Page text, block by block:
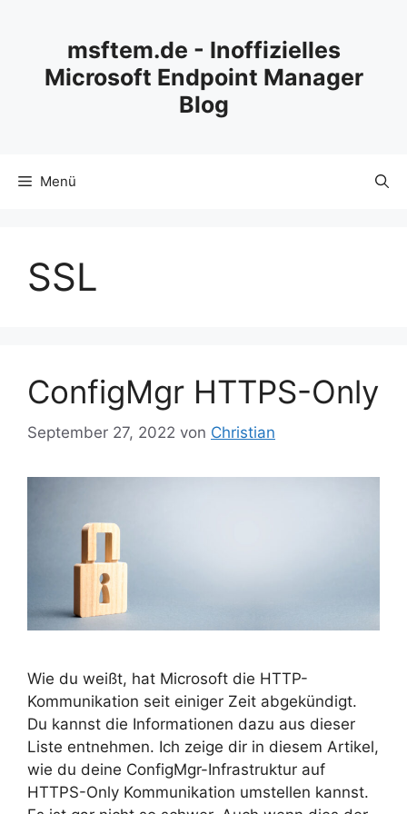
msftem.de - Inoffizielles
Microsoft Endpoint Manager
Blog
Menü
SSL
ConfigMgr HTTPS-Only
September 27, 2022 von Christian
Wie du weißt, hat Microsoft die HTTP-
Kommunikation seit einiger Zeit abgekündigt.
Du kannst die Informationen dazu aus dieser
Liste entnehmen. Ich zeige dir in diesem Artikel,
wie du deine ConfigMgr-Infrastruktur auf
HTTPS-Only Kommunikation umstellen kannst.